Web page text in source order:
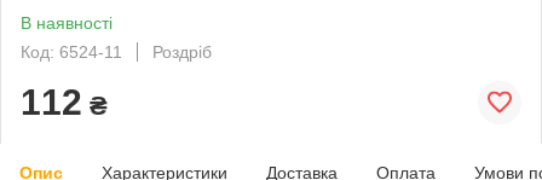
В наявності
Код: 6524-11
Роздріб
112 ₴
Опис Характеристики Доставка Оплата Умови